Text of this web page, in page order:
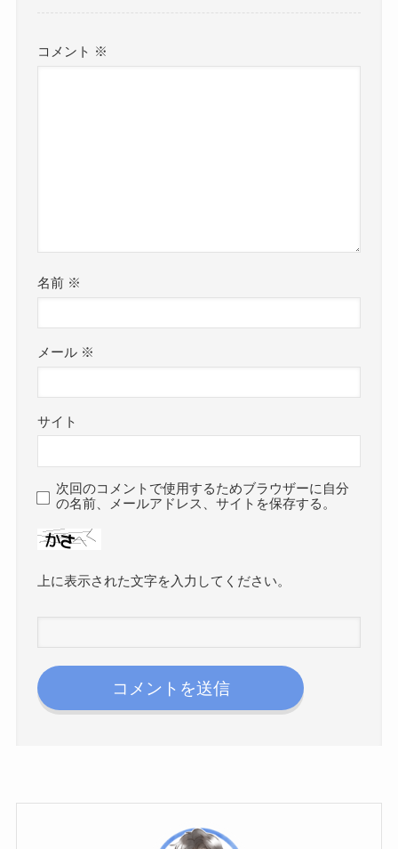
コメント ※
名前 ※
メール ※
サイト
次回のコメントで使用するためブラウザーに自分
の名前、メールアドレス、サイトを保存する。
上に表示された文字を入力してください。